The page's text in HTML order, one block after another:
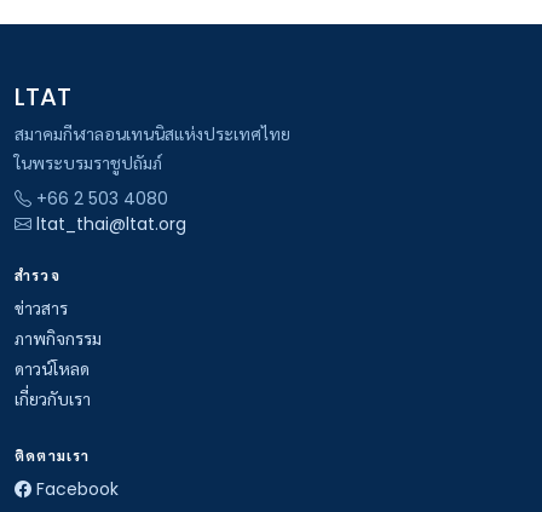
LTAT
สมาคมกีฬาลอนเทนนิสแห่งประเทศไทย
ในพระบรมราชูปถัมภ์
+66 2 503 4080
ltat_thai@ltat.org
สำรวจ
ข่าวสาร
ภาพกิจกรรม
ดาวน์โหลด
เกี่ยวกับเรา
ติดตามเรา
Facebook